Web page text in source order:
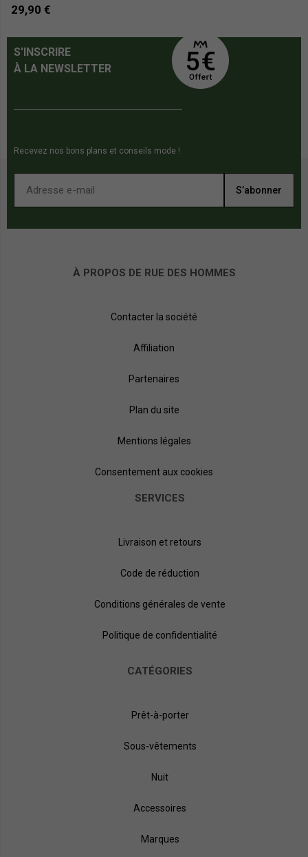
29,90 €
S'INSCRIRE
À LA NEWSLETTER
Recevez nos bons plans et conseils mode !
S’abonner
À PROPOS DE RUE DES HOMMES
Contacter la société
Affiliation
Partenaires
Plan du site
Mentions légales
Consentement aux cookies
SERVICES
Livraison et retours
Code de réduction
Conditions générales de vente
Politique de confidentialité
CATÉGORIES
Prêt-à-porter
Sous-vêtements
Nuit
Accessoires
Marques